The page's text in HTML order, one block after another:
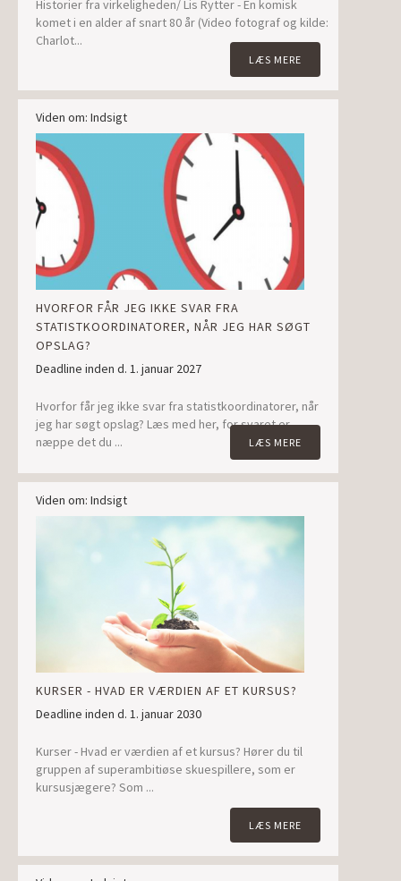
Historier fra virkeligheden/ Lis Rytter - En komisk
komet i en alder af snart 80 år (Video fotograf og kilde:
Charlot...
LÆS MERE
Viden om: Indsigt
HVORFOR FÅR JEG IKKE SVAR FRA
STATISTKOORDINATORER, NÅR JEG HAR SØGT
OPSLAG?
Deadline inden d. 1. januar 2027
Hvorfor får jeg ikke svar fra statistkoordinatorer, når
jeg har søgt opslag? Læs med her, for svaret er
næppe det du ...
LÆS MERE
Viden om: Indsigt
KURSER - HVAD ER VÆRDIEN AF ET KURSUS?
Deadline inden d. 1. januar 2030
Kurser - Hvad er værdien af et kursus? Hører du til
gruppen af superambitiøse skuespillere, som er
kursusjægere? Som ...
LÆS MERE